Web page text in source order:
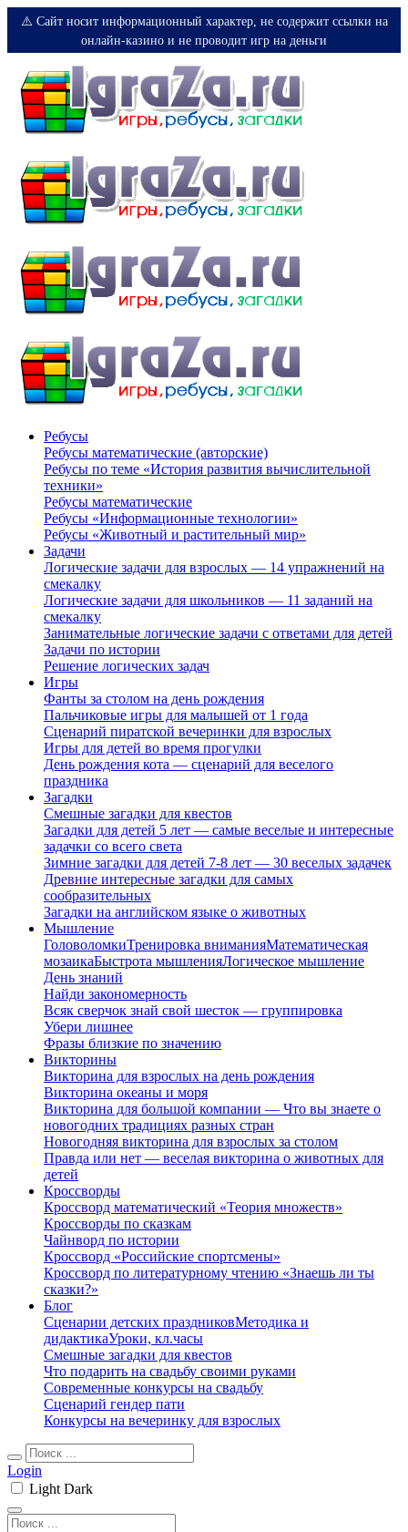
⚠️ Сайт носит информационный характер, не содержит ссылки на
онлайн-казино и не проводит игр на деньги
Ребусы
Ребусы математические (авторские)
Ребусы по теме «История развития вычислительной
техники»
Ребусы математические
Ребусы «Информационные технологии»
Ребусы «Животный и растительный мир»
Задачи
Логические задачи для взрослых — 14 упражнений на
смекалку
Логические задачи для школьников — 11 заданий на
смекалку
Занимательные логические задачи с ответами для детей
Задачи по истории
Решение логических задач
Игры
Фанты за столом на день рождения
Пальчиковые игры для малышей от 1 года
Сценарий пиратской вечеринки для взрослых
Игры для детей во время прогулки
День рождения кота — сценарий для веселого
праздника
Загадки
Смешные загадки для квестов
Загадки для детей 5 лет — самые веселые и интересные
задачки со всего света
Зимние загадки для детей 7-8 лет — 30 веселых задачек
Древние интересные загадки для самых
сообразительных
Загадки на английском языке о животных
Мышление
ГоловоломкиТренировка вниманияМатематическая
мозаикаБыстрота мышленияЛогическое мышление
День знаний
Найди закономерность
Всяк сверчок знай свой шесток — группировка
Убери лишнее
Фразы близкие по значению
Викторины
Викторина для взрослых на день рождения
Викторина океаны и моря
Викторина для большой компании — Что вы знаете о
новогодних традициях разных стран
Новогодняя викторина для взрослых за столом
Правда или нет — веселая викторина о животных для
детей
Кроссворды
Кроссворд математический «Теория множеств»
Кроссворды по сказкам
Чайнворд по истории
Кроссворд «Российские спортсмены»
Кроссворд по литературному чтению «Знаешь ли ты
сказки?»
Блог
Сценарии детских праздниковМетодика и
дидактикаУроки, кл.часы
Смешные загадки для квестов
Что подарить на свадьбу своими руками
Современные конкурсы на свадьбу
Сценарий гендер пати
Конкурсы на вечеринку для взрослых
Login
Light Dark